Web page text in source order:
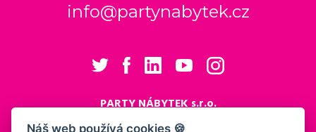
Náš web používá cookies 🍪
info@partynabytek.cz
PARTY NÁBYTEK s.r.o.
Cukrovarská 984